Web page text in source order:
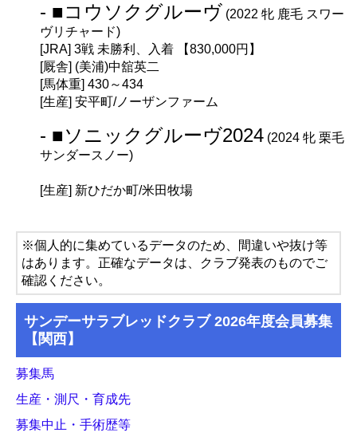
- ■コウソクグルーヴ (2022 牝 鹿毛 スワー
ヴリチャード)
[JRA] 3戦 未勝利、入着 【830,000円】
[厩舎] (美浦)中舘英二
[馬体重] 430～434
[生産] 安平町/ノーザンファーム
- ■ソニックグルーヴ2024 (2024 牝 栗毛
サンダースノー)
[生産] 新ひだか町/米田牧場
※個人的に集めているデータのため、間違いや抜け等
はあります。正確なデータは、クラブ発表のものでご
確認ください。
サンデーサラブレッドクラブ 2026年度会員募集
【関西】
募集馬
生産・測尺・育成先
募集中止・手術歴等